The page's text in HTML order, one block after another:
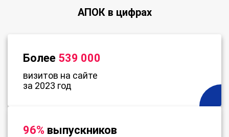
АПОК в цифрах
Более 539 000
визитов на сайте
за 2023 год
96% выпускников